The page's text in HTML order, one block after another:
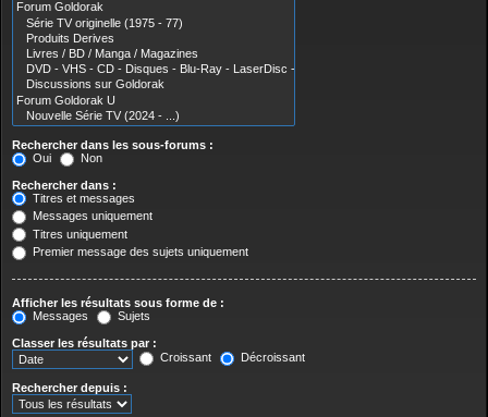
Rechercher dans les sous-forums :
Oui
Non
Rechercher dans :
Titres et messages
Messages uniquement
Titres uniquement
Premier message des sujets uniquement
Afficher les résultats sous forme de :
Messages
Sujets
Classer les résultats par :
Croissant
Décroissant
Rechercher depuis :